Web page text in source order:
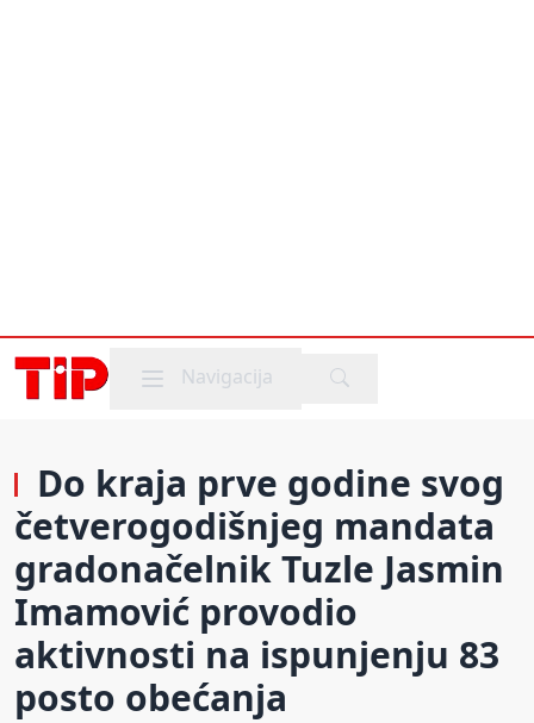
Mobile menu
Navigacija
Do kraja prve godine svog
četverogodišnjeg mandata
gradonačelnik Tuzle Jasmin
Imamović provodio
aktivnosti na ispunjenju 83
posto obećanja